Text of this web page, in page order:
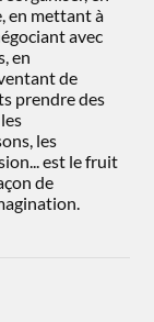
en mettant à
avec
en
de
prendre des
les
est le fruit
de